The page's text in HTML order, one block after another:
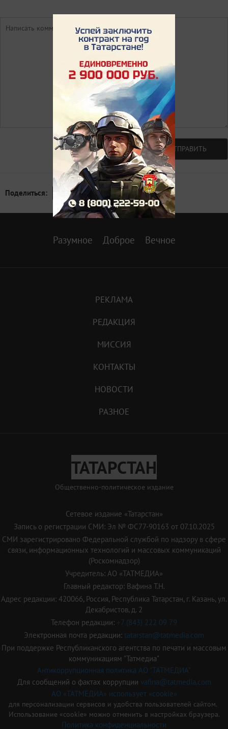
Авторизоваться ОТПРАВИТЬ
Поделиться:
Разумное Доброе Вечное
РЕКЛАМА
РЕДАКЦИЯ
МИССИЯ
КОНТАКТЫ
НОВОСТИ
РАЗНОЕ
ТАТАРСТАН
Общественно-политическое издание
Сетевое издание «Татарстан»
Запись о регистрации СМИ: Эл № ФС77-90163 от 07.10.2025
СМИ зарегистрировано Федеральной службой по надзору в сфере
связи, информационных технологий и массовых коммуникаций
(Роскомнадзор)
Учредитель: АО «ТАТМЕДИА»
Главный редактор: Вафина Т.Н.
Адрес редакции: 420066, Россия, Республика Татарстан, г. Казань, ул.
Декабристов, д. 2
Телефон редакции: +7 (843) 222 09 79
Электронная почта редакции: tatarstan@tatmedia.com
При поддержке Республиканского агентства по печати и массовым
коммуникациям "Татмедиа"
Антикоррупционная политика АО "ТАТМЕДИА"
Для сообщений о фактах коррупции vafina@tatmedia.com
АО «ТАТМЕДИА» использует «cookie»
для персонализации сервисов и удобства пользователей сайтом.
Использование «cookie» можно отменить в настройках браузера.
Политика конфиденциальности